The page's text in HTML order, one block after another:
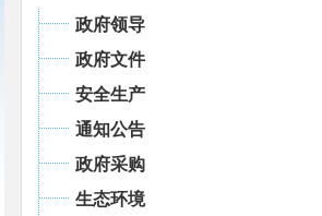
政府领导
政府文件
安全生产
通知公告
政府采购
生态环境